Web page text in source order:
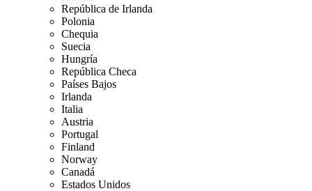
República de Irlanda
Polonia
Chequia
Suecia
Hungría
República Checa
Países Bajos
Irlanda
Italia
Austria
Portugal
Finland
Norway
Canadá
Estados Unidos